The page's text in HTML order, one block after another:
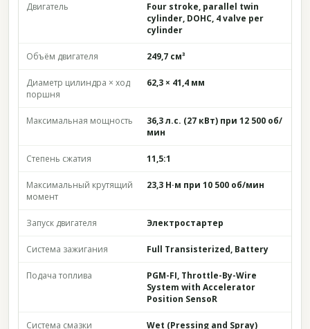
Двигатель
Four stroke, parallel twin
cylinder, DOHC, 4 valve per
cylinder
Объём двигателя 249,7 см³
Диаметр цилиндра × ход
поршня
62,3 × 41,4 мм
Максимальная мощность
36,3 л.с. (27 кВт) при 12 500 об/
мин
Степень сжатия 11,5:1
Максимальный крутящий
момент
23,3 Н·м при 10 500 об/мин
Запуск двигателя Электростартер
Система зажигания Full Transisterized, Battery
Подача топлива
PGM-FI, Throttle-By-Wire
System with Accelerator
Position SensoR
Система смазки Wet (Pressing and Spray)